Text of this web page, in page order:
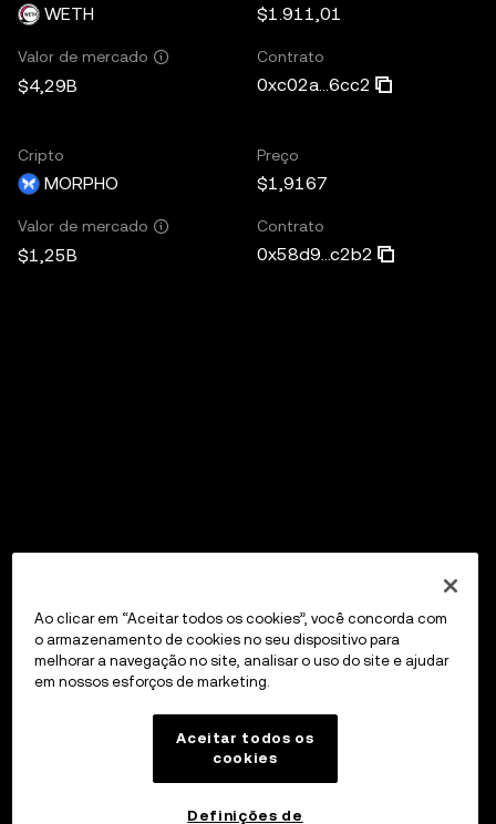
WETH $1.911,01
Valor de mercado
$4,29B
Contrato
0xc02a...6cc2
Cripto
MORPHO
Preço
$1,9167
Valor de mercado
$1,25B
Contrato
0x58d9...c2b2
Ao clicar em “Aceitar todos os cookies”, você concorda com
o armazenamento de cookies no seu dispositivo para
melhorar a navegação no site, analisar o uso do site e ajudar
em nossos esforços de marketing.
Aceitar todos os
cookies
Definições de